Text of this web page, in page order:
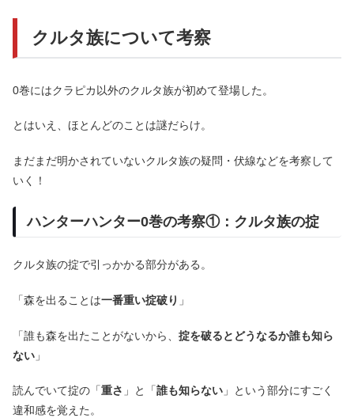
クルタ族について考察
0巻にはクラピカ以外のクルタ族が初めて登場した。
とはいえ、ほとんどのことは謎だらけ。
まだまだ明かされていないクルタ族の疑問・伏線などを考察して
いく！
ハンターハンター0巻の考察①：クルタ族の掟
クルタ族の掟で引っかかる部分がある。
「森を出ることは一番重い掟破り 」
「誰も森を出たことがないから、 掟を破るとどうなるか誰も知ら
ない 」
読んでいて掟の「重さ 」と「誰も知らない 」という部分にすごく
違和感を覚えた。